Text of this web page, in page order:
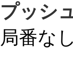
プッシ
局番な